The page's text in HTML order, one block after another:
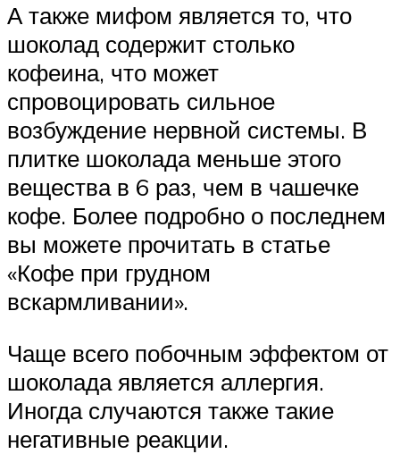
А также мифом является то, что
шоколад содержит столько
кофеина, что может
спровоцировать сильное
возбуждение нервной системы. В
плитке шоколада меньше этого
вещества в 6 раз, чем в чашечке
кофе. Более подробно о последнем
вы можете прочитать в статье
«Кофе при грудном
вскармливании».
Чаще всего побочным эффектом от
шоколада является аллергия.
Иногда случаются также такие
негативные реакции.